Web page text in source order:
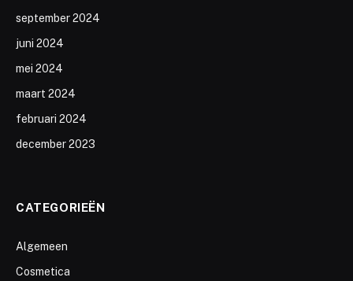
september 2024
juni 2024
mei 2024
maart 2024
februari 2024
december 2023
CATEGORIEËN
Algemeen
Cosmetica